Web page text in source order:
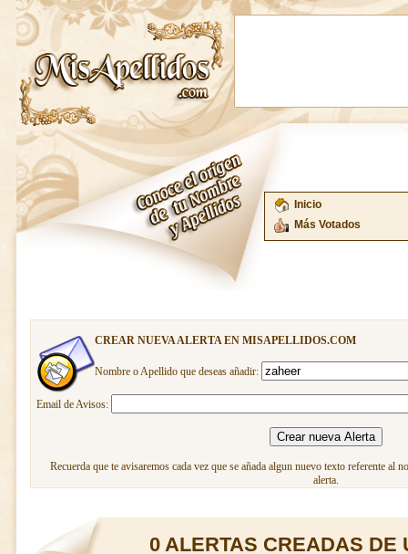
Inicio
Más Votados
CREAR NUEVA ALERTA EN MISAPELLIDOS.COM
Nombre o Apellido que deseas añadir:
Email de Avisos:
Recuerda que te avisaremos cada vez que se añada algun nuevo texto referente al
alerta.
0 ALERTAS CREADAS DE